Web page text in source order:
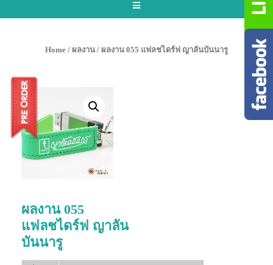
Toggle
Home / ผลงาน / ผลงาน 055 แฟลชไดร์ฟ ญาลันบันนารู
ผลงาน 055
แฟลชไดร์ฟ ญาลัน
บันนารู